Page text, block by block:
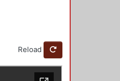
Reload